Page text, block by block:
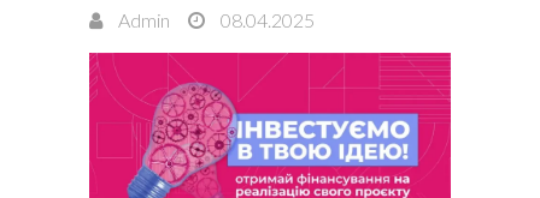
Admin 08.04.2025